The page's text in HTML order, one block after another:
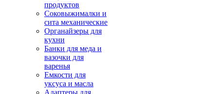
продуктов
Соковыжималки и
сита механические
Органайзеры для
кухни
Банки для меда и
вазочки для
варенья
Емкости для
уксуса и масла
Адаптеры для